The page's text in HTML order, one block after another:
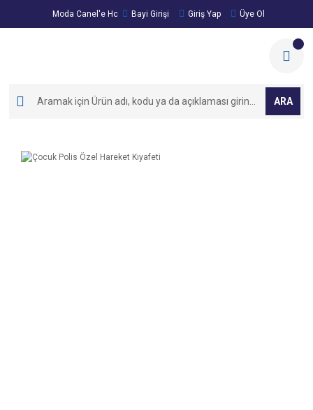
Moda Canel'e Hoşgeldiniz!
Bayi Girişi Giriş Yap Üye Ol
ARA